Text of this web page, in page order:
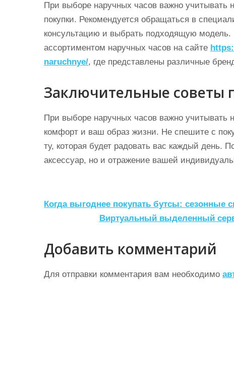
При выборе наручных часов важно учитывать
покупки. Рекомендуется обращаться в
консультацию и выбрать подходящую
ассортиментом наручных часов на сайте
naruchnye/, где представлены различные
Заключительные советы
При выборе наручных часов важно учитывать
комфорт и ваш образ жизни. Не спешите с
ту, которая будет радовать вас каждый день.
аксессуар, но и отражение вашей
Н
в
и
г
Когда выгоднее покупать бутсы: сезонные
Виртуальный выделенный
Добавить комментарий
Для отправки комментария вам необходимо